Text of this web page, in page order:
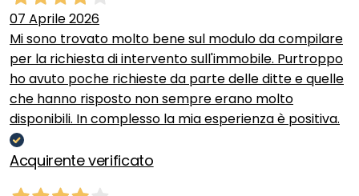
07 Aprile 2026
Mi sono trovato molto bene sul modulo da compilare
per la richiesta di intervento sull'immobile. Purtroppo
ho avuto poche richieste da parte delle ditte e quelle
che hanno risposto non sempre erano molto
disponibili. In complesso la mia esperienza è positiva.
Acquirente verificato